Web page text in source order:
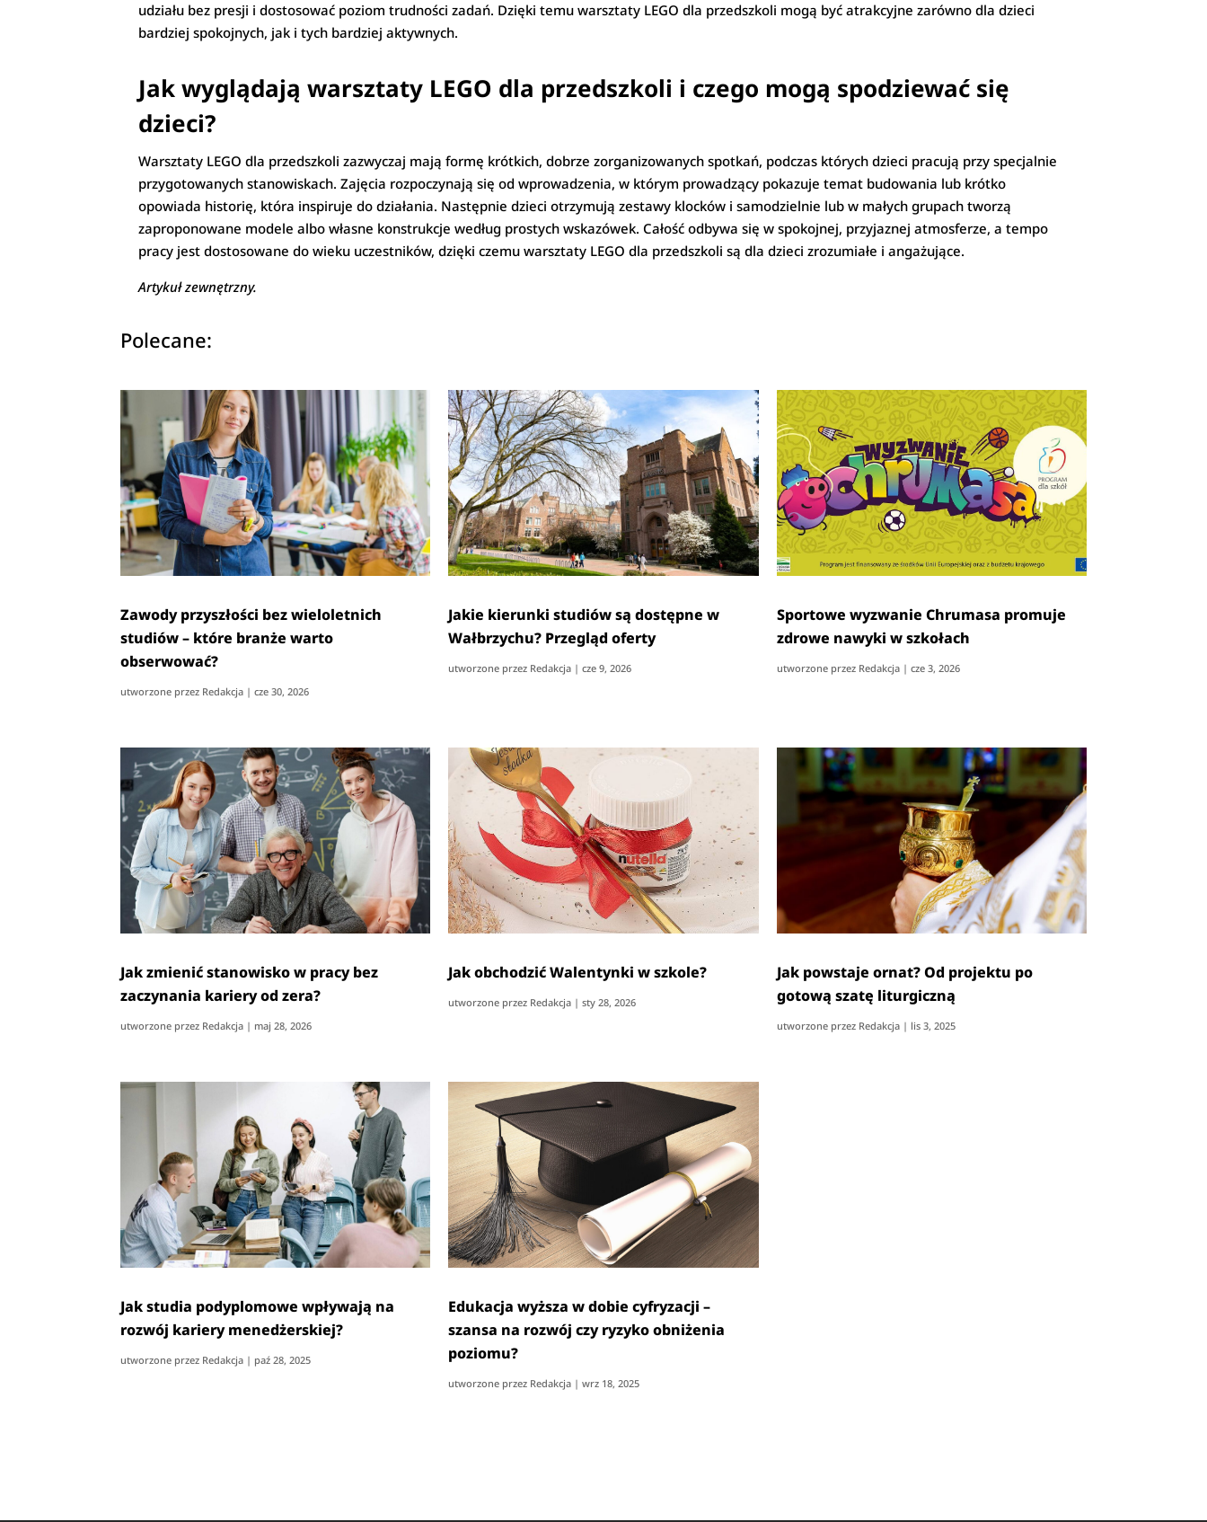
udziału bez presji i dostosować poziom trudności zadań. Dzięki temu warsztaty LEGO dla przedszkoli mogą być atrakcyjne zarówno dla dzieci
bardziej spokojnych, jak i tych bardziej aktywnych.
Jak wyglądają warsztaty LEGO dla przedszkoli i czego mogą spodziewać się
dzieci?
Warsztaty LEGO dla przedszkoli zazwyczaj mają formę krótkich, dobrze zorganizowanych spotkań, podczas których dzieci pracują przy specjalnie
przygotowanych stanowiskach. Zajęcia rozpoczynają się od wprowadzenia, w którym prowadzący pokazuje temat budowania lub krótko
opowiada historię, która inspiruje do działania. Następnie dzieci otrzymują zestawy klocków i samodzielnie lub w małych grupach tworzą
zaproponowane modele albo własne konstrukcje według prostych wskazówek. Całość odbywa się w spokojnej, przyjaznej atmosferze, a tempo
pracy jest dostosowane do wieku uczestników, dzięki czemu warsztaty LEGO dla przedszkoli są dla dzieci zrozumiałe i angażujące.
Artykuł zewnętrzny.
Polecane:
Zawody przyszłości bez wieloletnich
studiów – które branże warto
obserwować?
utworzone przez Redakcja |cze 30, 2026
Jakie kierunki studiów są dostępne w
Wałbrzychu? Przegląd oferty
utworzone przez Redakcja |cze 9, 2026
Sportowe wyzwanie Chrumasa promuje
zdrowe nawyki w szkołach
utworzone przez Redakcja| cze 3, 2026
Jak zmienić stanowisko w pracy bez
zaczynania kariery od zera?
utworzone przez Redakcja | maj 28, 2026
Jak obchodzić Walentynki w szkole?
utworzone przez Redakcja |sty 28, 2026
Jak powstaje ornat? Od projektu po
gotową szatę liturgiczną
utworzone przez Redakcja| lis 3, 2025
Jak studia podyplomowe wpływają na
rozwój kariery menedżerskiej?
utworzone przez Redakcja | paź 28, 2025
Edukacja wyższa w dobie cyfryzacji –
szansa na rozwój czy ryzyko obniżenia
poziomu?
utworzone przez Redakcja |wrz 18, 2025